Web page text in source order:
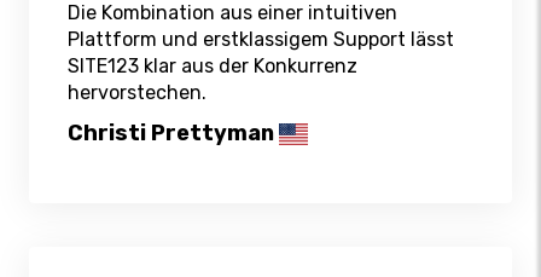
Die Kombination aus einer intuitiven
Plattform und erstklassigem Support lässt
SITE123 klar aus der Konkurrenz
hervorstechen.
Christi Prettyman